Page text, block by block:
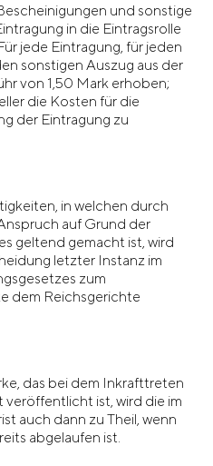
und sonstige
in die Eintragsrolle
jede Eintragung, für jeden
sonstigen Auszug aus der
von 1,50 Mark erhoben;
die Kosten für die
der Eintragung zu
in welchen durch
auf Grund der
geltend gemacht ist, wird
letzter Instanz im
zum
dem Reichsgerichte
das bei dem Inkrafttreten
ist, wird die im
auch dann zu Theil, wenn
abgelaufen ist.